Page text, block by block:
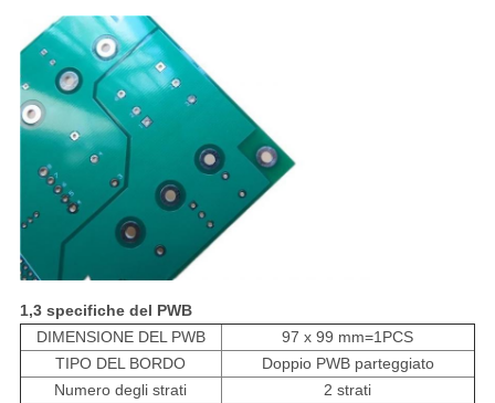
1,3 specifiche del PWB
DIMENSIONE DEL PWB
97 x 99 mm=1PCS
TIPO DEL BORDO
Doppio PWB parteggiato
Numero degli strati
2 strati